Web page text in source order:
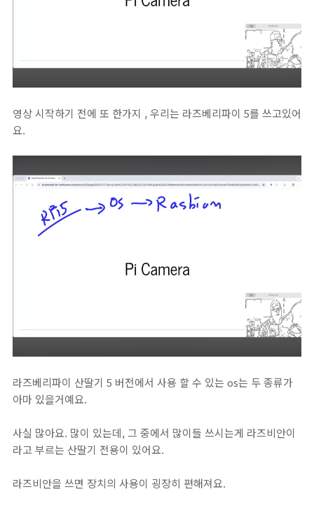
영상 시작하기 전에 또 한가지 , 우리는 라즈베리파이 5를 쓰고있어
요.
라즈베리파이 산딸기 5 버전에서 사용 할 수 있는 os는 두 종류가
아마 있을거예요.
사실 많아요. 많이 있는데, 그 중에서 많이들 쓰시는게 라즈비안이
라고 부르는 산딸기 전용이 있어요.
라즈비안을 쓰면 장치의 사용이 굉장히 편해져요.